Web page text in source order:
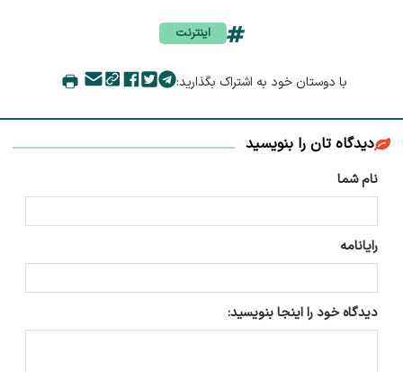
اینترنت
با دوستان خود به اشتراک بگذارید:
دیدگاه تان را بنویسید
نام شما
رایانامه
دیدگاه خود را اینجا بنویسید: